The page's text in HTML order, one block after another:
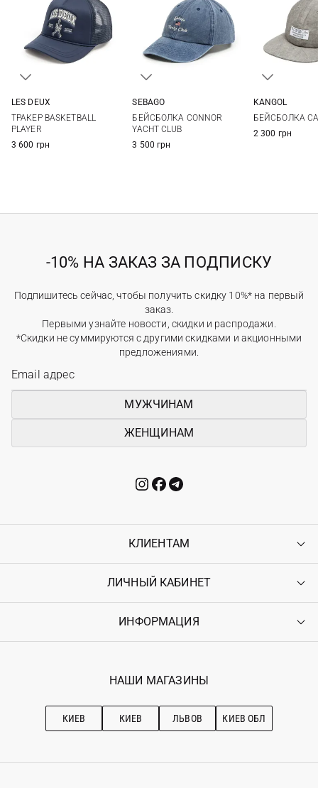
LES DEUX
ТРАКЕР BASKETBALL
PLAYER
3 600 грн
SEBAGO
БЕЙСБОЛКА CONNOR
YACHT CLUB
3 500 грн
KANGOL
БЕЙСБОЛКА
2 300 грн
-10% НА ЗАКАЗ ЗА ПОДПИСКУ
Подпишитесь сейчас, чтобы получить скидку 10%* на первый
заказ.
Первыми узнайте новости, скидки и распродажи.
*Скидки не суммируются с другими скидками и акционными
предложениями.
МУЖЧИНАМ
ЖЕНЩИНАМ
КЛИЕНТАМ
Контакты
Возврат
Гарантия
ЛИЧНЫЙ КАБИНЕТ
Войти
Ostriv Club+
ИНФОРМАЦИЯ
Наши магазини
Рекомендации по уходу
НАШИ МАГАЗИНЫ
КИЕВ КИЕВ ЛЬВОВ КИЕВ ОБЛ